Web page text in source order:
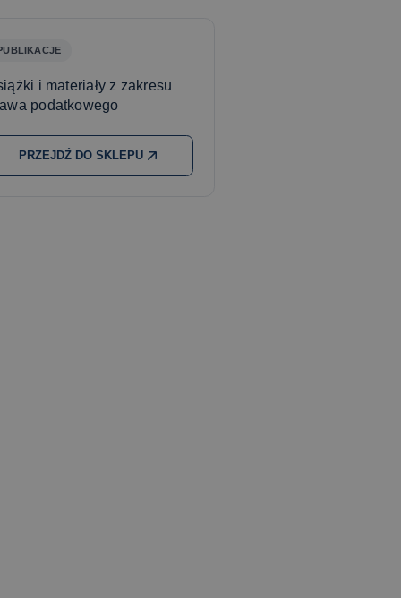
i materiały z zakresu
podatkowego
PRZEJDŹ DO SKLEPU